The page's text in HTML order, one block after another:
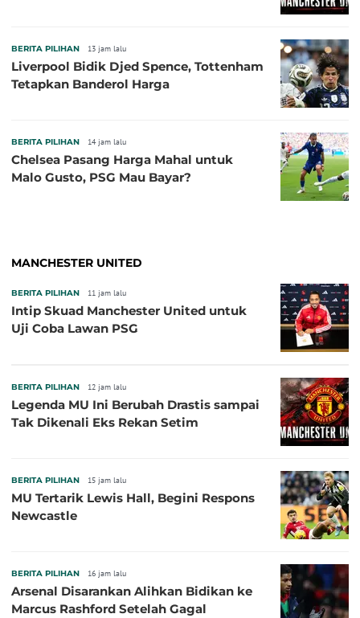
BERITA PILIHAN 13 jam lalu
Liverpool Bidik Djed Spence, Tottenham
Tetapkan Banderol Harga
BERITA PILIHAN 14 jam lalu
Chelsea Pasang Harga Mahal untuk
Malo Gusto, PSG Mau Bayar?
MANCHESTER UNITED
BERITA PILIHAN 11 jam lalu
Intip Skuad Manchester United untuk
Uji Coba Lawan PSG
BERITA PILIHAN 12 jam lalu
Legenda MU Ini Berubah Drastis sampai
Tak Dikenali Eks Rekan Setim
BERITA PILIHAN 15 jam lalu
MU Tertarik Lewis Hall, Begini Respons
Newcastle
BERITA PILIHAN 16 jam lalu
Arsenal Disarankan Alihkan Bidikan ke
Marcus Rashford Setelah Gagal